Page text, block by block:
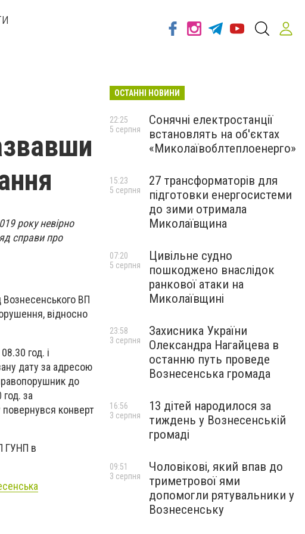
року невірно
справи про
Вознесенського ВП
відносно
год. і
дату за адресою
до
за
конверт
ГУНП в
ОСТАННІ НОВИНИ
Сонячні електростанції
встановлять на об'єктах
«Миколаївоблтеплоенерго»
22:25
5 серпня
27 трансформаторів для
підготовки енергосистеми
до зими отримала
Миколаївщина
15:23
5 серпня
Цивільне судно
пошкоджено внаслідок
ранкової атаки на
Миколаївщині
07:20
5 серпня
Захисника України
Олександра Нагайцева в
останню путь проведе
Вознесенська громада
23:58
3 серпня
13 дітей народилося за
тиждень у Вознесенській
громаді
16:56
3 серпня
Чоловікові, який впав до
триметрової ями
допомогли рятувальники у
Вознесенську
09:51
3 серпня